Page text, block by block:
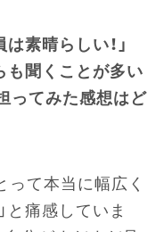
素晴らしい！」
も聞くことが多い
ってみた感想はど
って本当に幅広く
と痛感していま